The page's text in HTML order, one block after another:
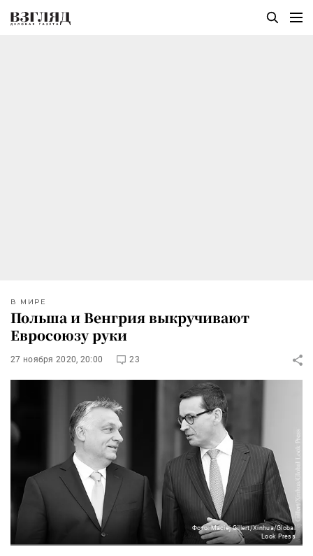
В МИРЕ
Польша и Венгрия выкручивают
Евросоюзу руки
27 ноября 2020, 20:00 23
Фото: Maciej Gillert/Xinhua/Global
Look Press